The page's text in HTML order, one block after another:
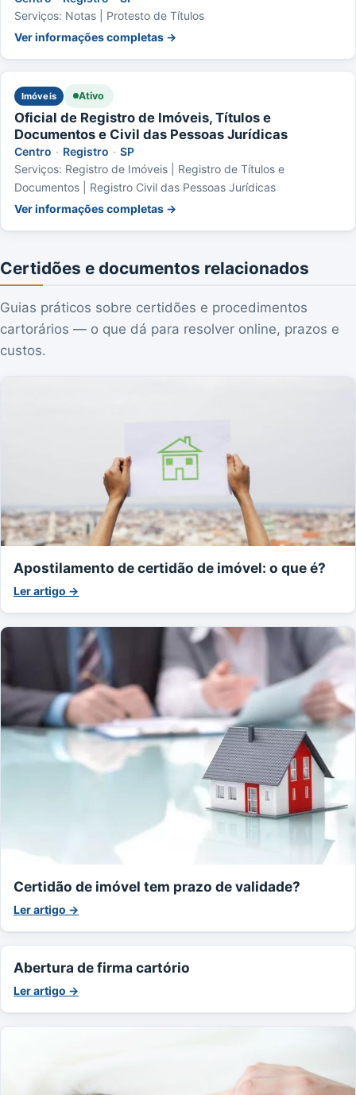
Serviços: Notas | Protesto de Títulos
Ver informações completas →
Imóveis Ativo
Oficial de Registro de Imóveis, Títulos e
Documentos e Civil das Pessoas Jurídicas
Centro · Registro · SP
Serviços: Registro de Imóveis | Registro de Títulos e
Documentos | Registro Civil das Pessoas Jurídicas
Ver informações completas →
Certidões e documentos relacionados
Guias práticos sobre certidões e procedimentos
cartorários — o que dá para resolver online, prazos e
custos.
Apostilamento de certidão de imóvel: o que é?
Ler artigo →
Certidão de imóvel tem prazo de validade?
Ler artigo →
Abertura de firma cartório
Ler artigo →